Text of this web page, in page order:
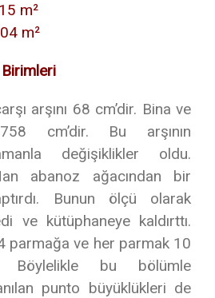
m²
m²
arşını 68 cm’dir. Bina ve
cm’dir. Bu arşının
değişiklikler oldu.
abanoz ağacından bir
Bunun ölçü olarak
ve kütüphaneye kaldırttı.
parmağa ve her parmak 10
Böylelikle bu bölümle
punto büyüklükleri de